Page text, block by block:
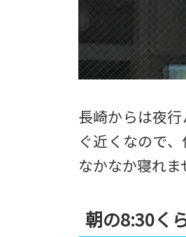
長崎からは夜
ぐ近くなので
なかなか寝れま
朝の8:30く